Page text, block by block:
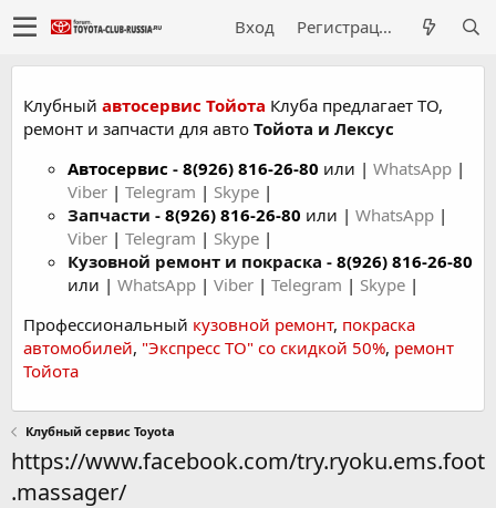
Вход Регистрация
Клубный автосервис Тойота Клуба предлагает ТО,
ремонт и запчасти для авто Тойота и Лексус
Автосервис - 8(926) 816-26-80 или | WhatsApp |
Viber | Telegram | Skype |
Запчасти - 8(926) 816-26-80 или | WhatsApp |
Viber | Telegram | Skype |
Кузовной ремонт и покраска - 8(926) 816-26-80
или | WhatsApp | Viber | Telegram | Skype |
Профессиональный кузовной ремонт, покраска
автомобилей, "Экспресс ТО" со скидкой 50%, ремонт
Тойота
Клубный сервис Toyota
https://www.facebook.com/try.ryoku.ems.foot
.massager/